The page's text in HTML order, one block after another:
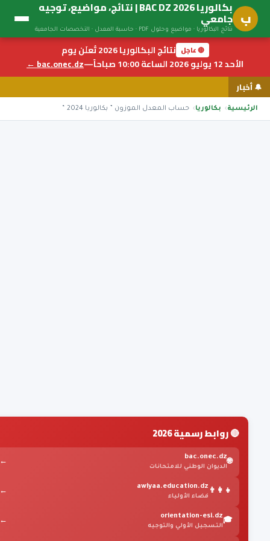
ب بكالوريا BAC DZ 2026 | نتائج، مواضيع، توجيه
جامعي
نتائج البكالوريا · مواضيع وحلول PDF · حاسبة المعدل · التخصصات الجامعية
🔴 عاجل نتائج البكالوريا 2026 تُعلَن يوم
الأحد 12 يوليو 2026 الساعة 10:00 صباحاً
—
bac.onec.dz ←
🔔 أخبار
الرئيسية بكالوريا حساب المعدل الموزون ” بكالوريا 2024 “
🔴 روابط رسمية 2026
🌐
bac.onec.dz
الديوان الوطني للامتحانات
←
👨‍👩‍👧
awlyaa.education.dz
فضاء الأولياء
←
🎓
orientation-esi.dz
التسجيل الأولي والتوجيه
←